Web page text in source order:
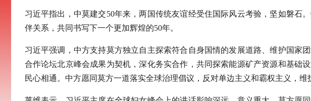
习近平指出，中莫建交50年来，两国传统友谊经受住国际风云考验，坚如磐
伴关系，共同书写下一个更加辉煌的50年。
习近平强调，中方支持莫方独立自主探索符合自身国情的发展道路、维护国家
合作论坛北京峰会成果为契机，深化务实合作，共同探索能源矿产资源和基础
民心相通。中方愿同莫方一道落实全球治理倡议，反对单边主义和霸权主义，维